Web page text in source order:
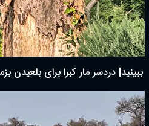
ببینید| دردسر مار کبرا برای بلعیدن